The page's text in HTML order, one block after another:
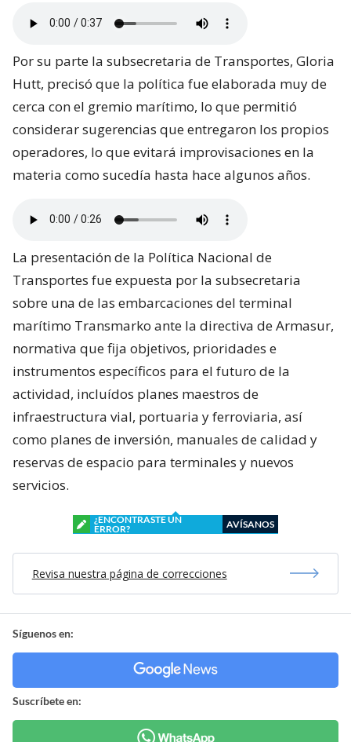
Por su parte la subsecretaria de Transportes, Gloria
Hutt, precisó que la política fue elaborada muy de
cerca con el gremio marítimo, lo que permitió
considerar sugerencias que entregaron los propios
operadores, lo que evitará improvisaciones en la
materia como sucedía hasta hace algunos años.
La presentación de la Política Nacional de
Transportes fue expuesta por la subsecretaria
sobre una de las embarcaciones del terminal
marítimo Transmarko ante la directiva de Armasur,
normativa que fija objetivos, prioridades e
instrumentos específicos para el futuro de la
actividad, incluídos planes maestros de
infraestructura vial, portuaria y ferroviaria, así
como planes de inversión, manuales de calidad y
reservas de espacio para terminales y nuevos
servicios.
¿ENCONTRASTE UN
ERROR?
AVÍSANOS
Revisa nuestra página de correcciones
Síguenos en:
Suscríbete en: